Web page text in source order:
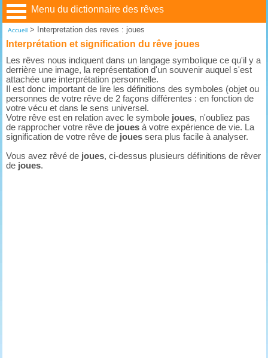
Menu du dictionnaire des rêves
Accueil> Interpretation des reves : joues
Interprétation et signification du rêve joues
Les rêves nous indiquent dans un langage symbolique ce qu'il y a
derrière une image, la représentation d'un souvenir auquel s'est
attachée une interprétation personnelle.
Il est donc important de lire les définitions des symboles (objet ou
personnes de votre rêve de 2 façons différentes : en fonction de
votre vécu et dans le sens universel.
Votre rêve est en relation avec le symbole joues, n'oubliez pas
de rapprocher votre rêve de joues à votre expérience de vie. La
signification de votre rêve de joues sera plus facile à analyser.
Vous avez rêvé de joues, ci-dessus plusieurs définitions de rêver
de joues.